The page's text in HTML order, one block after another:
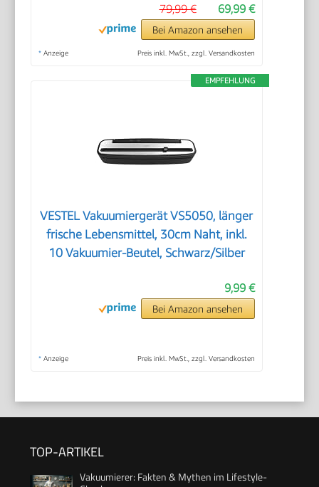
69,99 €
79,99 €
Bei Amazon ansehen
* Anzeige Preis inkl. MwSt., zzgl. Versandkosten
EMPFEHLUNG
VESTEL Vakuumiergerät VS5050, länger
frische Lebensmittel, 30cm Naht, inkl.
10 Vakuumier-Beutel, Schwarz/Silber
9,99 €
Bei Amazon ansehen
* Anzeige Preis inkl. MwSt., zzgl. Versandkosten
TOP-ARTIKEL
Vakuumierer: Fakten & Mythen im Lifestyle-